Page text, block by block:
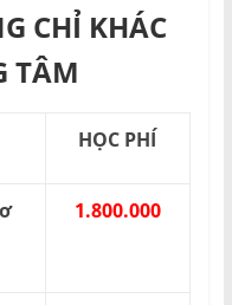
CHỈ KHÁC
TÂM
HỌC PHÍ
1.800.000